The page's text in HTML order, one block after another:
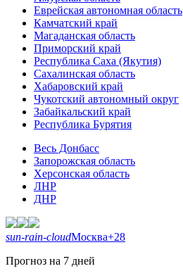
Еврейская автономная область
Камчатский край
Магаданская область
Приморский край
Республика Саха (Якутия)
Сахалинская область
Хабаровский край
Чукотский автономный округ
Забайкальский край
Республика Бурятия
Весь Донбасс
Запорожская область
Херсонская область
ЛНР
ДНР
sun-rain-cloudМосква+28
Прогноз на 7 дней